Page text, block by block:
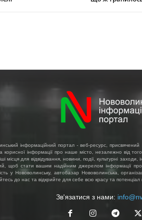
інформаційний портал - веб-ресурс,
корисної інформації про наше місто, незалежно від
місця для відвідування, новини, події, культурні
щоб стати вашим надійним джерелом інформації
у Нововолинську, автобазар Нововолинська,
до нас та відкрийте для себе всю красу та потенціал
Зв'язатися з нами: